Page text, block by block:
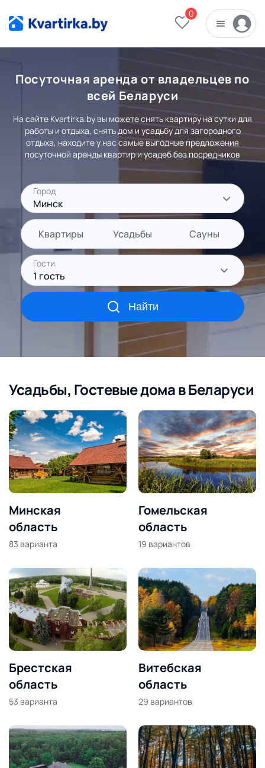
0
Посуточная аренда от владельцев по
всей Беларуси
На сайте Kvartirka.by вы можете снять квартиру на сутки для
работы и отдыха, снять дом и усадьбу для загородного
отдыха, находите у нас самые выгодные предложения
посуточной аренды квартир и усадеб без посредников
Город
Минск
Квартиры Усадьбы Сауны
Гости
1 гость
Найти
Усадьбы, Гостевые дома в Беларуси
Минская
область
83 варианта
Гомельская
область
19 вариантов
Брестская
область
53 варианта
Витебская
область
29 вариантов